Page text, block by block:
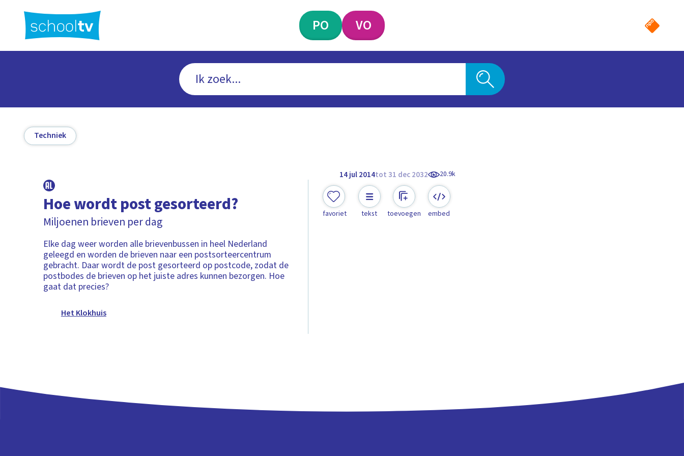
hoofdinhoud
PO VO
Techniek
14 jul 2014tot 31 dec 2032 20.9k
Hoe wordt post gesorteerd?
Miljoenen brieven per dag
Elke dag weer worden alle brievenbussen in heel Nederland
geleegd en worden de brieven naar een postsorteercentrum
gebracht. Daar wordt de post gesorteerd op postcode, zodat de
postbodes de brieven op het juiste adres kunnen bezorgen. Hoe
gaat dat precies?
Het Klokhuis
favoriet tekst toevoegen embed